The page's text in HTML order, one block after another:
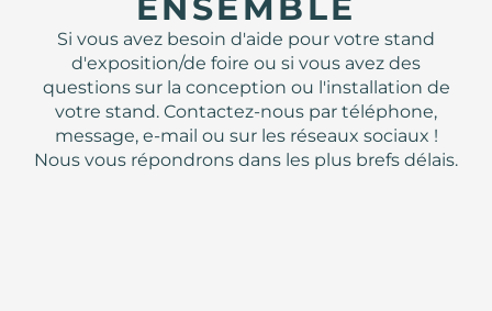
ENSEMBLE
Si vous avez besoin d'aide pour votre stand
d'exposition/de foire ou si vous avez des
questions sur la conception ou l'installation de
votre stand. Contactez-nous par téléphone,
message, e-mail ou sur les réseaux sociaux !
Nous vous répondrons dans les plus brefs délais.